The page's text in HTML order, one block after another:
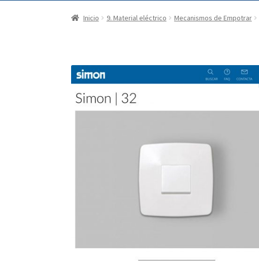
Inicio 9. Material eléctrico Mecanismos de Empotrar